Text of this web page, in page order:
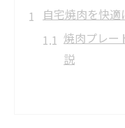
自宅焼肉を快
焼肉プレー
説
焼肉に最